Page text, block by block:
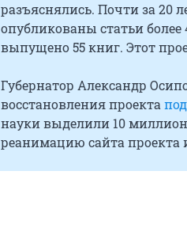
разъяснялись. Почти за 20
опубликованы статьи
выпущено 55 книг. Этот
Губернатор Александр
восстановления проекта
науки выделили 10
реанимацию сайта проекта